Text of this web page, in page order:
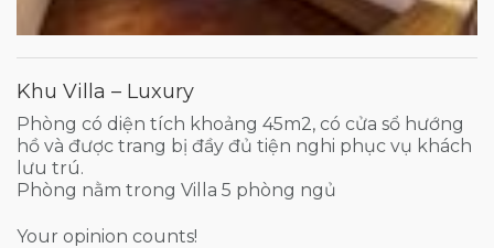
Khu Villa – Luxury
Phòng có diện tích khoảng 45m2, có cửa sổ hướng
hồ và được trang bị đầy đủ tiện nghi phục vụ khách
lưu trú.
Phòng nằm trong Villa 5 phòng ngủ
Your opinion counts!